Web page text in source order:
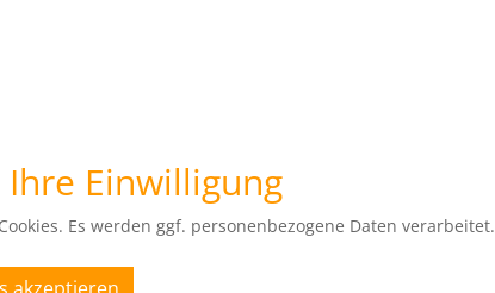
Einwilligung
Es werden ggf. personenbezogene Daten verarbeitet.